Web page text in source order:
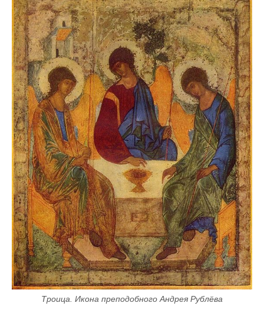
Троица. Икона преподобного Андрея Рублёва